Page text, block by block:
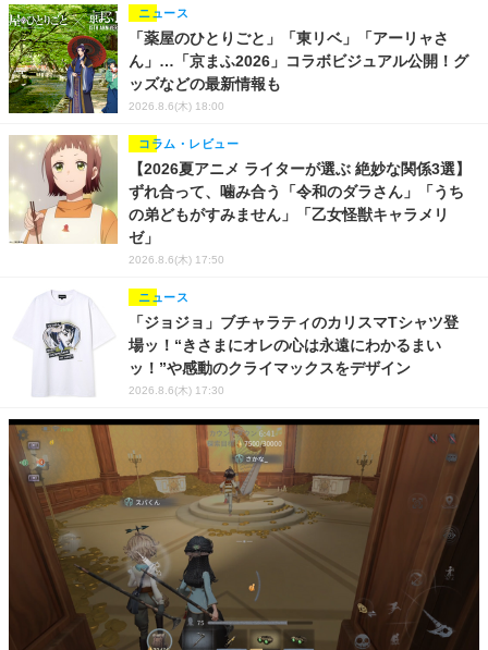
「薬屋のひとりごと」「東リベ」「アーリャさ
ん」…「京まふ2026」コラボビジュアル公開！グ
ッズなどの最新情報も
ニュース
2026.8.6(木) 18:00
【2026夏アニメ ライターが選ぶ 絶妙な関係3選】
ずれ合って、噛み合う「令和のダラさん」「うち
の弟どもがすみません」「乙女怪獣キャラメリ
ゼ」
コラム・レビュー
2026.8.6(木) 17:50
「ジョジョ」ブチャラティのカリスマTシャツ登
場ッ！“きさまにオレの心は永遠にわかるまい
ッ！”や感動のクライマックスをデザイン
ニュース
2026.8.6(木) 17:30